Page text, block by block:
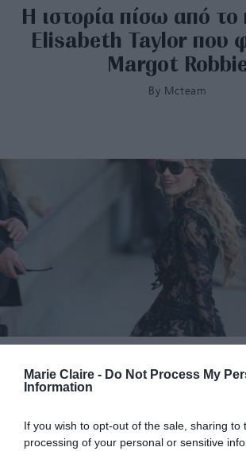
Marie Claire - Do Not Process My
Information
If you wish to opt-out of the sale, sharing to
processing of your personal or sensitive
Η ιστορία πίσω από το
Elisabeth Taylor που
Margot
By Mcteam
Η Margot Robbie ξεκινάει το το
ταινίας «Ανεμοδαρμένα Ύψη» με
McQueen